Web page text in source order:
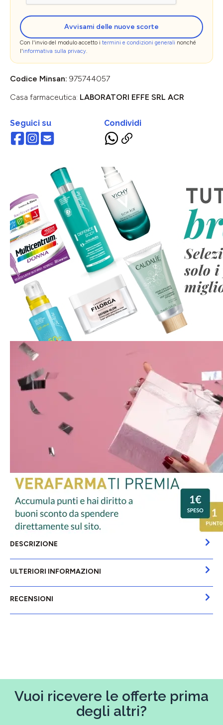
Avvisami delle nuove scorte
Con l'invio del modulo accetto i termini e condizioni generali nonché
l'informativa sulla privacy.
Codice Minsan: 975744057
Casa farmaceutica: LABORATORI EFFE SRL ACR
Seguici su Condividi
DESCRIZIONE
ULTERIORI INFORMAZIONI
RECENSIONI
Vuoi ricevere le offerte prima
degli altri?